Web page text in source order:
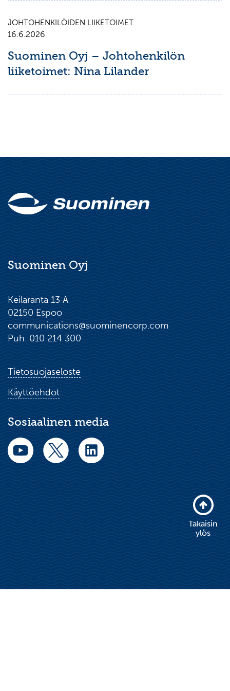
JOHTOHENKILÖIDEN LIIKETOIMET
16.6.2026
Suominen Oyj – Johtohenkilön
liiketoimet: Nina Lilander
Suominen Oyj
Keilaranta 13 A
02150 Espoo
communications@suominencorp.com
Puh. 010 214 300
Tietosuojaseloste
Käyttöehdot
Sosiaalinen media
Takaisin
ylös